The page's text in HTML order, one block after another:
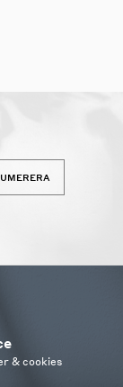
& cookies